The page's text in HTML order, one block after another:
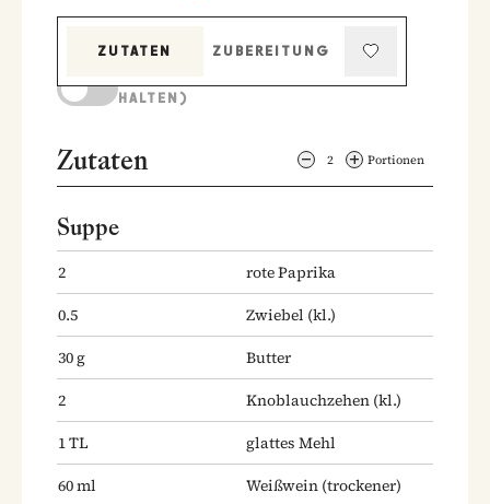
ZUTATEN
ZUBEREITUNG
HALTEN)
Zutaten 2 Portionen
Suppe
2
rote Paprika
0.5
Zwiebel (kl.)
30g
Butter
2
Knoblauchzehen (kl.)
1TL
glattes Mehl
60ml Weißwein (trockener)